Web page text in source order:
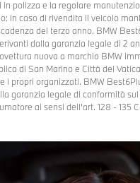
polizza e la regolare
in caso di rivendita il veicolo
del terzo anno. BMW
dalla garanzia legale di 2
nuova a marchio BMW
di San Marino e Città del
i propri organizzati. BMW
garanzia legale di conformità
ai sensi dell’art. 128 - 135